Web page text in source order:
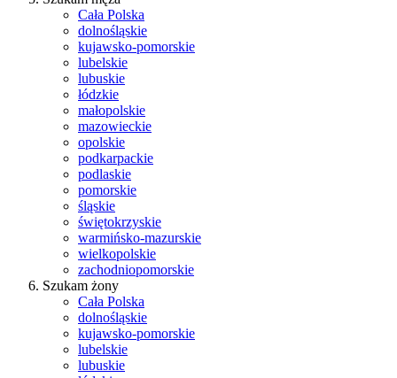
Cała Polska
dolnośląskie
kujawsko-pomorskie
lubelskie
lubuskie
łódzkie
małopolskie
mazowieckie
opolskie
podkarpackie
podlaskie
pomorskie
śląskie
świętokrzyskie
warmińsko-mazurskie
wielkopolskie
zachodniopomorskie
Szukam żony
Cała Polska
dolnośląskie
kujawsko-pomorskie
lubelskie
lubuskie